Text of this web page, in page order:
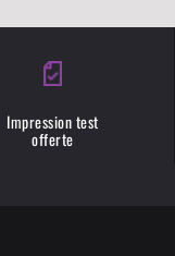
Impression test
offerte